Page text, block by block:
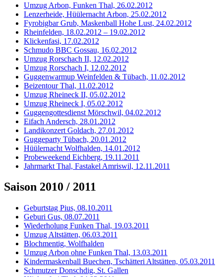
Umzug Arbon, Funken Thal, 26.02.2012
Lenzerheide, Hüülernacht Arbon, 25.02.2012
Fyrobigbar Grub, Maskenball Hohe Lust, 24.02.2012
Rheinfelden, 18.02.2012 – 19.02.2012
Klickenfasi, 17.02.2012
Schmudo BBC Gossau, 16.02.2012
Umzug Rorschach II, 12.02.2012
Umzug Rorschach I, 12.02.2012
Guggenwarmup Weinfelden & Tübach, 11.02.2012
Beizentour Thal, 11.02.2012
Umzug Rheineck II, 05.02.2012
Umzug Rheineck I, 05.02.2012
Guggengottesdienst Mörschwil, 04.02.2012
Eifach Andersch, 28.01.2012
Landikonzert Goldach, 27.01.2012
Guggeparty Tübach, 20.01.2012
Hüülernacht Wolfhalden, 14.01.2012
Probeweekend Eichberg, 19.11.2011
Jahrmarkt Thal, Fastakel Amriswil, 12.11.2011
Saison 2010 / 2011
Geburtstag Pius, 08.10.2011
Geburi Gus, 08.07.2011
Wiederholung Funken Thal, 19.03.2011
Umzug Altstätten, 06.03.2011
Blochmentig, Wolfhalden
Umzug Arbon ohne Funken Thal, 13.03.2011
Kindermaskenball Buechen, Tschätteri Altstätten, 05.03.2011
Schmutzer Donschdig, St. Gallen